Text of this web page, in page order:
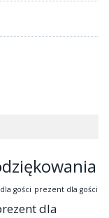
gości prezent dla gości
dla